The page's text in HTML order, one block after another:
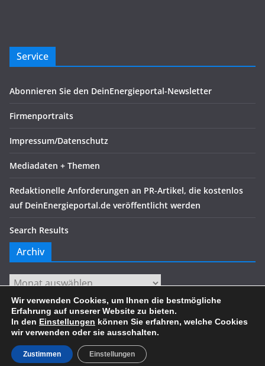
Service
Abonnieren Sie den DeinEnergieportal-Newsletter
Firmenportraits
Impressum/Datenschutz
Mediadaten + Themen
Redaktionelle Anforderungen an PR-Artikel, die kostenlos
auf DeinEnergieportal.de veröffentlicht werden
Search Results
Archiv
Archiv
Copyright © 2026. Alle Rechte vorbehalten.
Theme:ColorMagvon ThemeGrill. Präsentiert von
Wir verwenden Cookies, um Ihnen die bestmögliche
Erfahrung auf unserer Website zu bieten.
In den Einstellungen können Sie erfahren, welche Cookies
wir verwenden oder sie ausschalten.
Zustimmen Einstellungen